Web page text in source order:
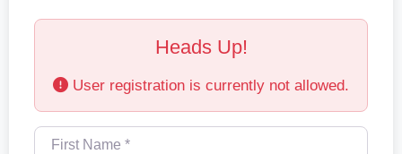
Heads Up!
User registration is currently not allowed.
First Name